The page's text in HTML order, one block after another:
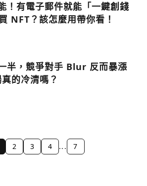
！有電子郵件就能「一鍵創錢
NFT？該怎麼用帶你看！
半，競爭對手 Blur 反而暴漲
的冷清嗎？
2 3 4 ... 7